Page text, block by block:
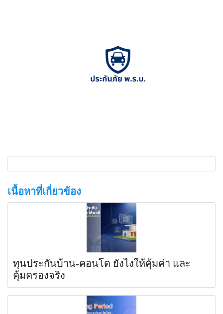
เนื้อหาที่เกี่ยวข้อง
ทุนประกันบ้าน-คอนโด ยังไงให้คุ้มค่า และ
คุ้มครองจริง